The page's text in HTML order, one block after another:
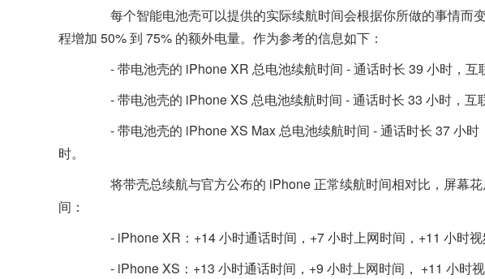
每个智能电池壳可以提供的实际续航时间会根据你所做的事情而
程增加 50% 到 75% 的额外电量。作为参考的信息如下：
- 带电池壳的 iPhone XR 总电池续航时间 - 通话时长 39 小时，互
- 带电池壳的 iPhone XS 总电池续航时间 - 通话时长 33 小时，互
- 带电池壳的 iPhone XS Max 总电池续航时间 - 通话时长 37 小时
时。
将带壳总续航与官方公布的 iPhone 正常续航时间相对比， 屏幕
间：
- iPhone XR：+14 小时通话时间，+7 小时上网时间，+11 小时
- iPhone XS：+13 小时通话时间，+9 小时上网时间， +11 小时